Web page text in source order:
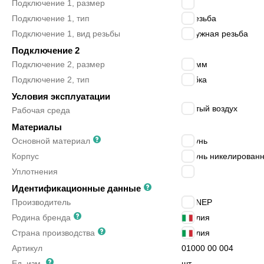
Подключение 1, размер
Подключение 1, тип
R резьба
Подключение 1, вид резьбы
наружная резьба
Подключение 2
Подключение 2, размер
6/4 мм
Подключение 2, тип
трубка
Условия эксплуатации
Рабочая среда сжатый воздух
Материалы
Основной материал
латунь
Корпус
латунь
Уплотнения
Идентификационные данные
Производитель
AIGNEP
Родина бренда
Италия
Страна производства
Италия
Артикул
01000 00 004